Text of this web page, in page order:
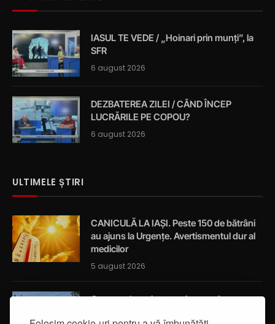
IASUL TE VEDE / „Hoinari prin munți”, la
SFR
6 august 2026
DEZBATEREA ZILEI / CÂND ÎNCEP
LUCRĂRILE PE COPOU?
6 august 2026
ULTIMELE ȘTIRI
CANICULĂ LA IAȘI. Peste 150 de bătrâni
au ajuns la Urgențe. Avertismentul dur al
medicilor
5 august 2026
Cum a salvat viața a trei oameni un